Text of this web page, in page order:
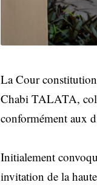
La Cour
Chabi TALATA,
conformément aux
Initialement
invitation de la